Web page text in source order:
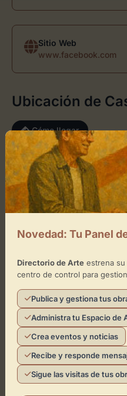
Sitio Web
www.facebook.com
Ubicación de
Cómo llegar
Novedad: Tu Panel
Directorio de Arteestrena su
centro de control para
Publica y gestiona tus
Administra tu Espacio de
Crea eventos y noticias
Recibe y responde
Sigue las visitas de tus